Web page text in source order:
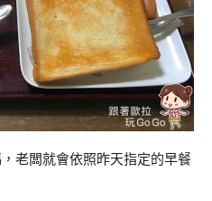
老闆就會依照昨天指定的早餐